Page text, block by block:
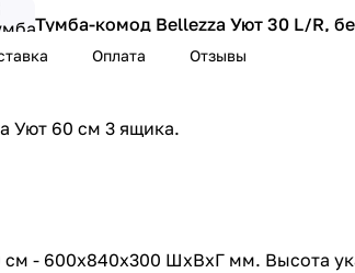
Тумба-комод Bellezza Уют 30 L/R,
Тумба-комод Bellezza Уют 60 белая
Оплата Отзывы
Уют 60 см 3 ящика.
- 600х840х300 ШхВхГ мм. Высота